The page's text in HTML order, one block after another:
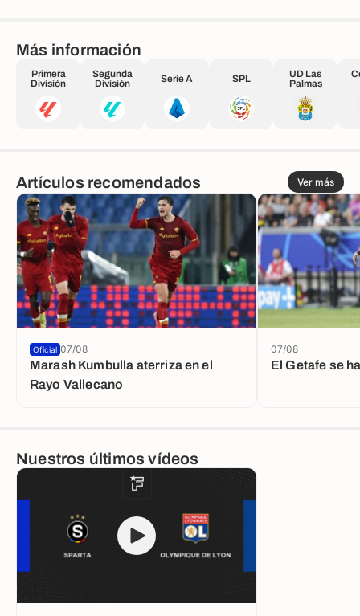
Más información
Primera
División
Segunda
División
Serie A SPL
UD Las
Palmas
Artículos recomendados Ver más
Marash Kumbulla aterriza en el
Rayo Vallecano
Oficial 07/08
El Getafe se
07/08
Nuestros últimos vídeos